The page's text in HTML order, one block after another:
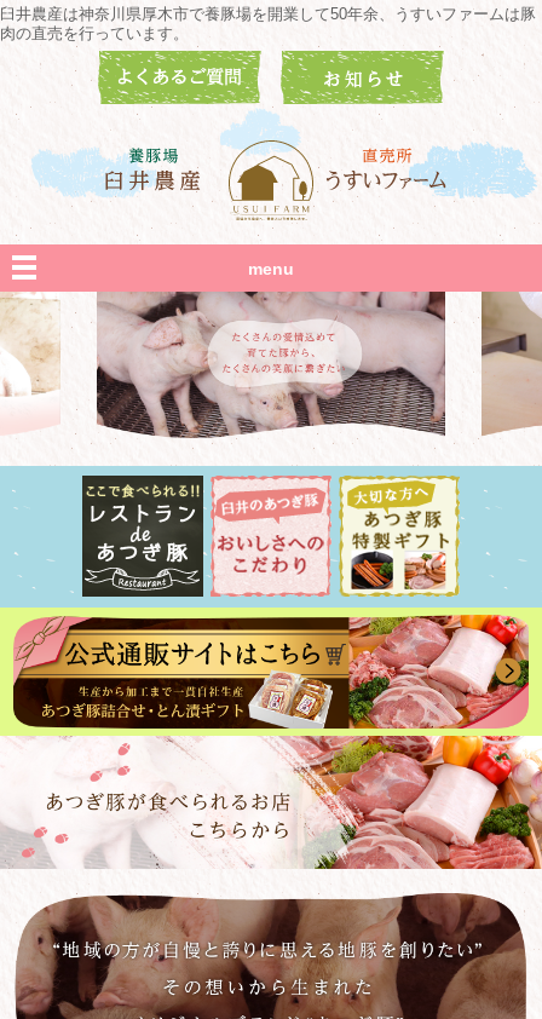
臼井農産は神奈川県厚木市で養豚場を開業して50年余、うすいファームは豚
肉の直売を行っています。
menu